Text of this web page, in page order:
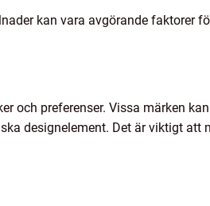
kan vara avgörande faktorer
och preferenser. Vissa märken
designelement. Det är viktigt att